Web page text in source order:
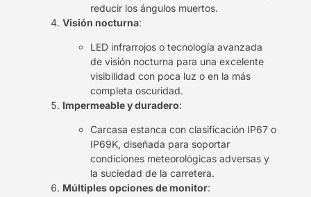
reducir los ángulos muertos.
Visión nocturna:
LED infrarrojos o tecnología avanzada
de visión nocturna para una excelente
visibilidad con poca luz o en la más
completa oscuridad.
Impermeable y duradero:
Carcasa estanca con clasificación IP67 o
IP69K, diseñada para soportar
condiciones meteorológicas adversas y
la suciedad de la carretera.
Múltiples opciones de monitor: